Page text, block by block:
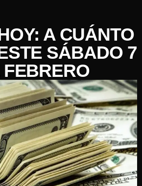
A CUÁNTO
SÁBADO 7
FEBRERO